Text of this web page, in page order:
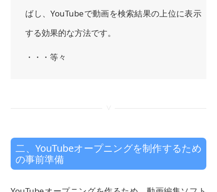
ばし、YouTubeで動画を検索結果の上位に表示
する効果的な方法です。
・・・等々
二、YouTubeオープニングを制作するため
の事前準備